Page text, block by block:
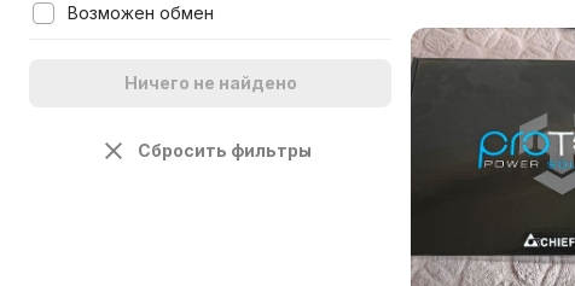
Возможен обмен
Ничего не найдено
Сбросить фильтры